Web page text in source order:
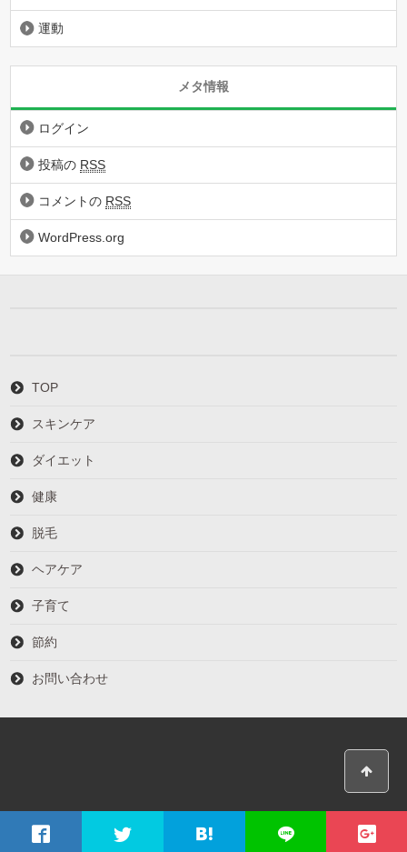
運動
メタ情報
ログイン
投稿の RSS
コメントの RSS
WordPress.org
TOP
スキンケア
ダイエット
健康
脱毛
ヘアケア
子育て
節約
お問い合わせ